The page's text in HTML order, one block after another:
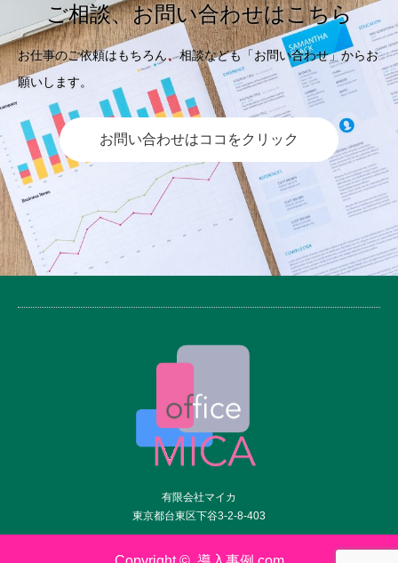
ご相談、お問い合わせはこちら
お仕事のご依頼はもちろん、相談なども「お問い合わせ」からお
願いします。
お問い合わせはココをクリック
有限会社マイカ
東京都台東区下谷3-2-8-403